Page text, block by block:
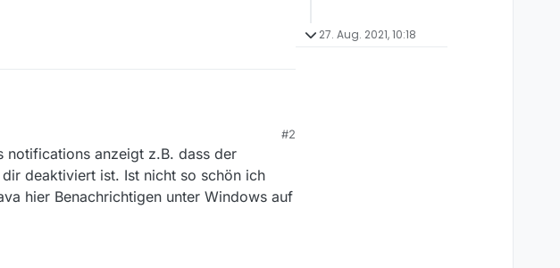
auf 13.8.0 eingespielt. Soweit funktioniert alles.
ist bei mir traditionell deaktiviert. Das ist nach
normalen Symbol in der Taskleiste, das auch
Symbol:
reagiert es irgendwie. Ich vermute mal,
#2
notifications anzeigt z.B. dass der
deaktiviert ist. Ist nicht so schön ich
hier Benachrichtigen unter Windows auf
27. Aug. 2021, 10:18